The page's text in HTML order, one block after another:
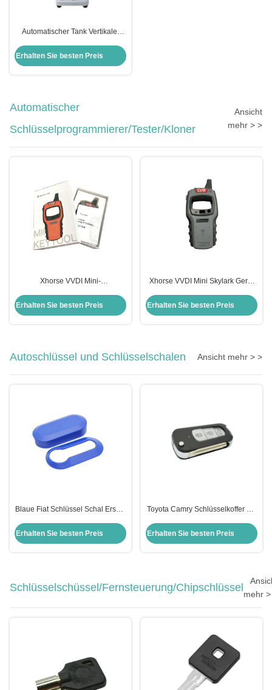
Automatischer Tank Vertikaler
Schlosserwerkzeuge Xhorse
Condox
Erhalten Sie besten Preis
Automatischer
Schlüsselprogrammierer/Tester/Kloner
Ansicht
mehr > >
Xhorse VVDI Mini-
Fernschlüsselprogrammierer für
Universalfahrzeuge Anwendbar
Erhalten Sie besten Preis
Xhorse VVDI Mini Skylark Gerät
Schlüssel Programmierer
Erhalten Sie besten Preis
Autoschlüssel und Schlüsselschalen Ansicht mehr > >
Blaue Fiat Schlüssel Schal Ersatz
Schlüssel Schal Schutz 2pcs
Erhalten Sie besten Preis
Toyota Camry Schlüsselkoffer mit
Schale-Flip-Schlüsselkoffer für T-
Erhalten Sie besten Preis
Schlüsselschüssel/Fernsteuerung/Chipschlüssel
mehr